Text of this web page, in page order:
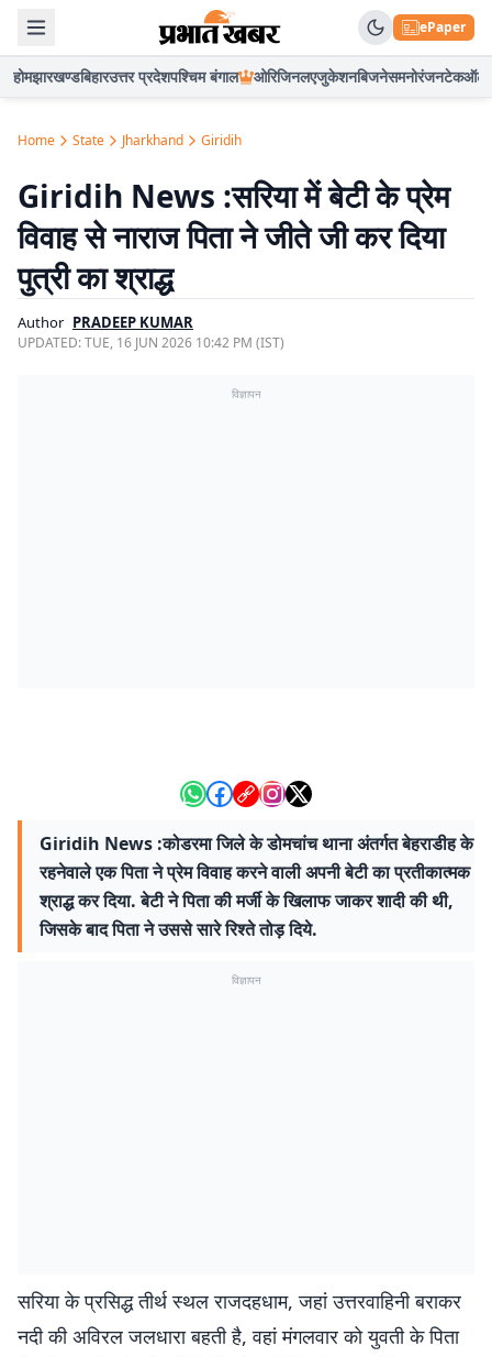
ePaper
होमझारखण्डबिहारउत्तर प्रदेशपश्चिम बंगाल ओरिजिनलएजुकेशनबिजनेसमनोरंजनटेकऑटो
Home State Jharkhand Giridih
Giridih News :सरिया में बेटी के प्रेम
विवाह से नाराज पिता ने जीते जी कर दिया
पुत्री का श्राद्ध
Author PRADEEP KUMAR
UPDATED:TUE, 16 JUN 2026 10:42 PM (IST)
विज्ञापन
Giridih News :कोडरमा जिले के डोमचांच थाना अंतर्गत बेहराडीह के
रहनेवाले एक पिता ने प्रेम विवाह करने वाली अपनी बेटी का प्रतीकात्मक
श्राद्ध कर दिया. बेटी ने पिता की मर्जी के खिलाफ जाकर शादी की थी,
जिसके बाद पिता ने उससे सारे रिश्ते तोड़ दिये.
विज्ञापन
सरिया के प्रसिद्ध तीर्थ स्थल राजदहधाम, जहां उत्तरवाहिनी बराकर
नदी की अविरल जलधारा बहती है, वहां मंगलवार को युवती के पिता